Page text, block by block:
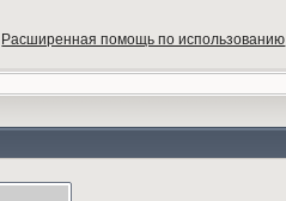
Расширенная помощь по использованию